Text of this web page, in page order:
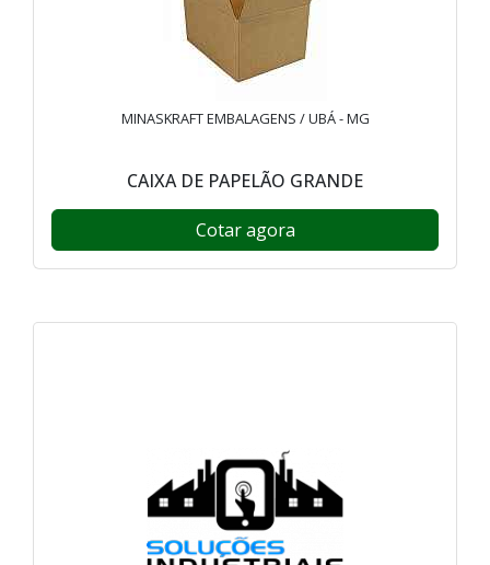
MINASKRAFT EMBALAGENS / UBÁ - MG
CAIXA DE PAPELÃO GRANDE
Cotar agora